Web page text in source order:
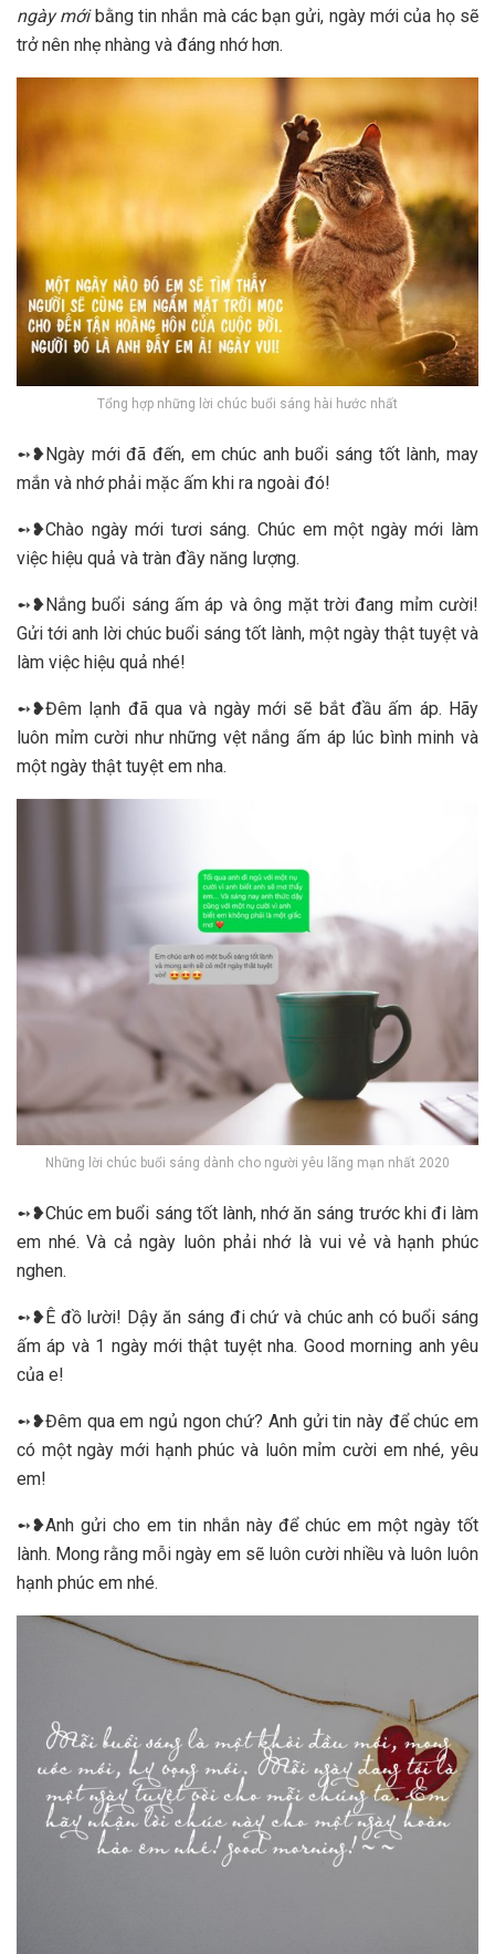
ngày mớibằng tin nhắn mà các bạn gửi, ngày mới của họ sẽ
trở nên nhẹ nhàng và đáng nhớ hơn.
Tổng hợp những lời chúc buổi sáng hài hước nhất
➻❥Ngày mới đã đến, em chúc anh buổi sáng tốt lành, may
mắn và nhớ phải mặc ấm khi ra ngoài đó!
➻❥Chào ngày mới tươi sáng. Chúc em một ngày mới làm
việc hiệu quả và tràn đầy năng lượng.
➻❥Nắng buổi sáng ấm áp và ông mặt trời đang mỉm cười!
Gửi tới anh lời chúc buổi sáng tốt lành, một ngày thật tuyệt và
làm việc hiệu quả nhé!
➻❥Đêm lạnh đã qua và ngày mới sẽ bắt đầu ấm áp. Hãy
luôn mỉm cười như những vệt nắng ấm áp lúc bình minh và
một ngày thật tuyệt em nha.
Những lời chúc buổi sáng dành cho người yêu lãng mạn nhất 2020
➻❥Chúc em buổi sáng tốt lành, nhớ ăn sáng trước khi đi làm
em nhé. Và cả ngày luôn phải nhớ là vui vẻ và hạnh phúc
nghen.
➻❥Ê đồ lười! Dậy ăn sáng đi chứ và chúc anh có buổi sáng
ấm áp và 1 ngày mới thật tuyệt nha. Good morning anh yêu
của e!
➻❥Đêm qua em ngủ ngon chứ? Anh gửi tin này để chúc em
có một ngày mới hạnh phúc và luôn mỉm cười em nhé, yêu
em!
➻❥Anh gửi cho em tin nhắn này để chúc em một ngày tốt
lành. Mong rằng mỗi ngày em sẽ luôn cười nhiều và luôn luôn
hạnh phúc em nhé.